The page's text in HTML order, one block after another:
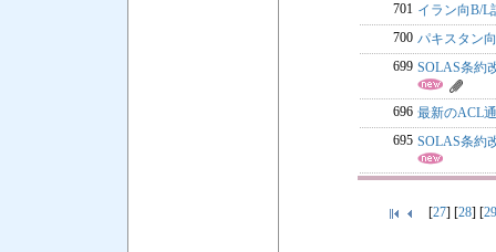
701 イラン向B/L
700 パキスタン
699 SOLAS条約
696 最新のACL
695 SOLAS条約
[27] [28] [29